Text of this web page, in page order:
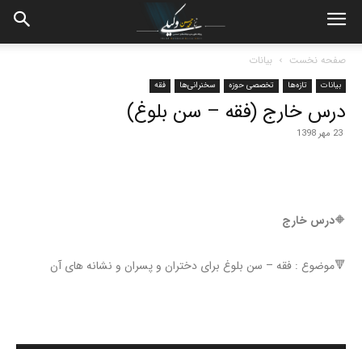
صفحه نخست بیانات
بیانات تازه‌ها تخصصی حوزه سخنرانی‌ها فقه
درس خارج (فقه – سن بلوغ)
23 مهر 1398
🔶درس خارج
🔻موضوع : فقه – سن بلوغ برای دختران و پسران و نشانه های آن